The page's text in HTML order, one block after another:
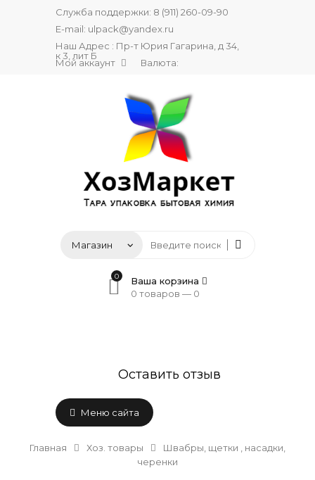
Служба поддержки: 8 (911) 260-09-90
E-mail: ulpack@yandex.ru
Наш Адрес : Пр-т Юрия Гагарина, д 34,
к 3, лит Б
Мой аккаунт Валюта:
0
Ваша корзина
0 товаров — 0
Оставить отзыв
Меню сайта
Главная Хоз. товары
Швабры, щетки , насадки,
черенки